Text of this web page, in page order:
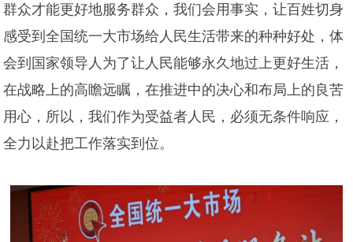
群众才能更好地服务群众，我们会用事实，让百姓切身
感受到全国统一大市场给人民生活带来的种种好处，体
会到国家领导人为了让人民能够永久地过上更好生活，
在战略上的高瞻远瞩，在推进中的决心和布局上的良苦
用心，所以，我们作为受益者人民，必须无条件响应，
全力以赴把工作落实到位。